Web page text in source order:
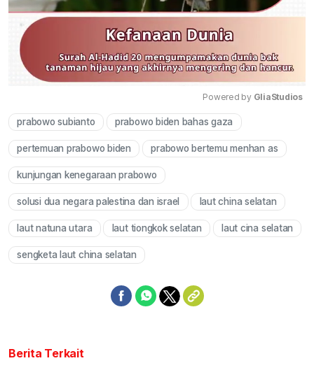
Powered by GliaStudios
prabowo subianto prabowo biden bahas gaza
pertemuan prabowo biden prabowo bertemu menhan as
kunjungan kenegaraan prabowo
solusi dua negara palestina dan israel laut china selatan
laut natuna utara laut tiongkok selatan laut cina selatan
sengketa laut china selatan
Berita Terkait